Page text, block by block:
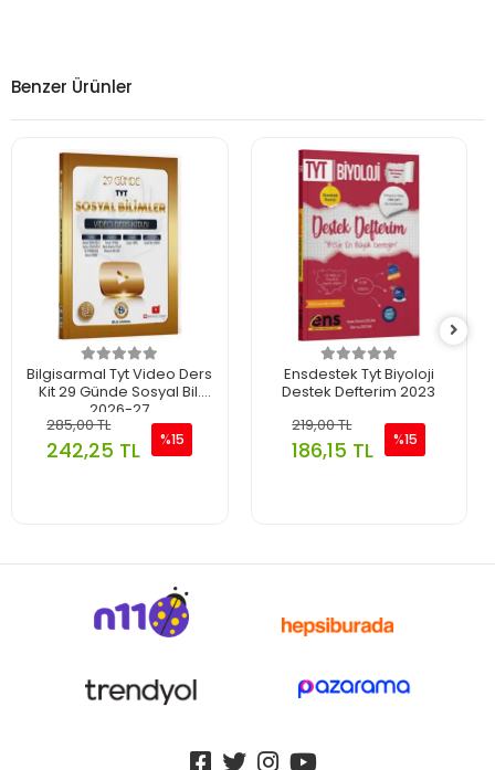
Benzer Ürünler
Bilgisarmal Tyt Video Ders
Kit 29 Günde Sosyal Bil.
2026-27
285,00 TL
242,25 TL %15
Ensdestek Tyt Biyoloji
Destek Defterim 2023
219,00 TL
186,15 TL %15